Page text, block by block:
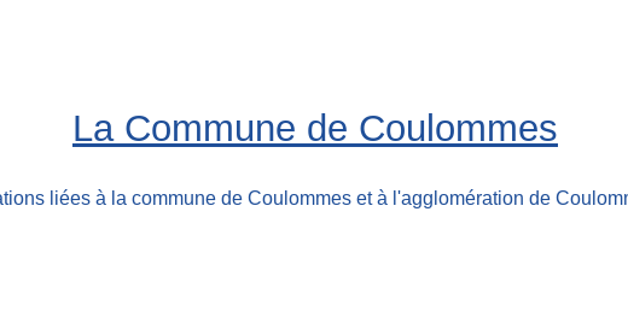
La Commune de Coulommes
liées à la commune de Coulommes et à l'agglomération de